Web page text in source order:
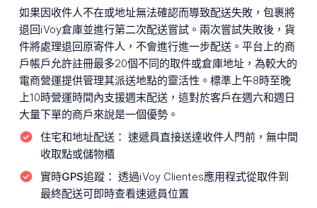
如果因收件人不在或地址無法確認而導致配送失敗，包裹將
退回iVoy倉庫並進行第二次配送嘗試。兩次嘗試失敗後，貨
件將處理退回原寄件人，不會進行進一步配送。平台上的商
戶帳戶允許註冊最多20個不同的取件或倉庫地址，為較大的
電商營運提供管理其派送地點的靈活性。標準上午8時至晚
上10時營運時間內支援週末配送，這對於客戶在週六和週日
大量下單的商戶來說是一個優勢。
住宅和地址配送： 速遞員直接送達收件人門前，無中間
收取點或儲物櫃
實時GPS追蹤： 透過iVoy Clientes應用程式從取件到
最終配送可即時查看速遞員位置